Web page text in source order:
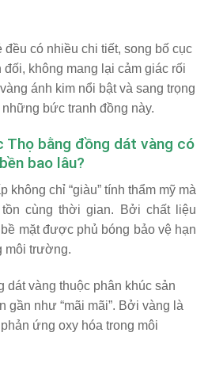
có nhiều chi tiết, song bố cục
không mang lại cảm giác rối
ánh kim nổi bật và sang trọng
bức tranh đồng này.
Thọ bằng đồng dát vàng có
bao lâu?
không chỉ “giàu” tính thẩm mỹ mà
cùng thời gian. Bởi chất liệu
mặt được phủ bóng bảo vệ hạn
môi trường.
dát vàng thuộc phân khúc sản
gần như “mãi mãi”. Bởi vàng là
ứng oxy hóa trong môi